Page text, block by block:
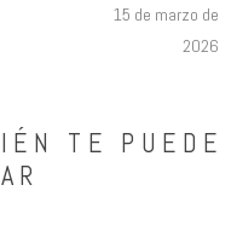
15 de marzo de
2026
TE PUEDE